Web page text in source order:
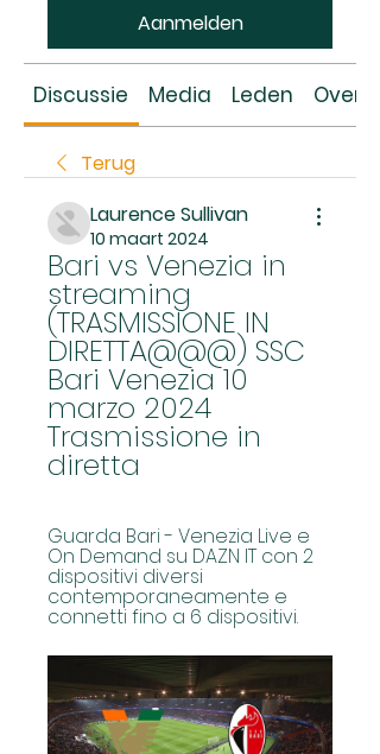
Aanmelden
Discussie Media Leden Over
Terug
Laurence Sullivan
10 maart 2024
Bari vs Venezia in
streaming
(TRASMISSIONE IN
DIRETTA@@@) SSC
Bari Venezia 10
marzo 2024
Trasmissione in
diretta
Guarda Bari - Venezia Live e
On Demand su DAZN IT con 2
dispositivi diversi
contemporaneamente e
connetti fino a 6 dispositivi.